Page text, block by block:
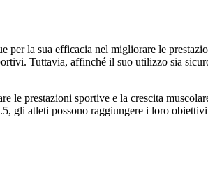
la sua efficacia nel migliorare le
Tuttavia, affinché il suo utilizzo sia
le prestazioni sportive e la crescita
gli atleti possono raggiungere i loro